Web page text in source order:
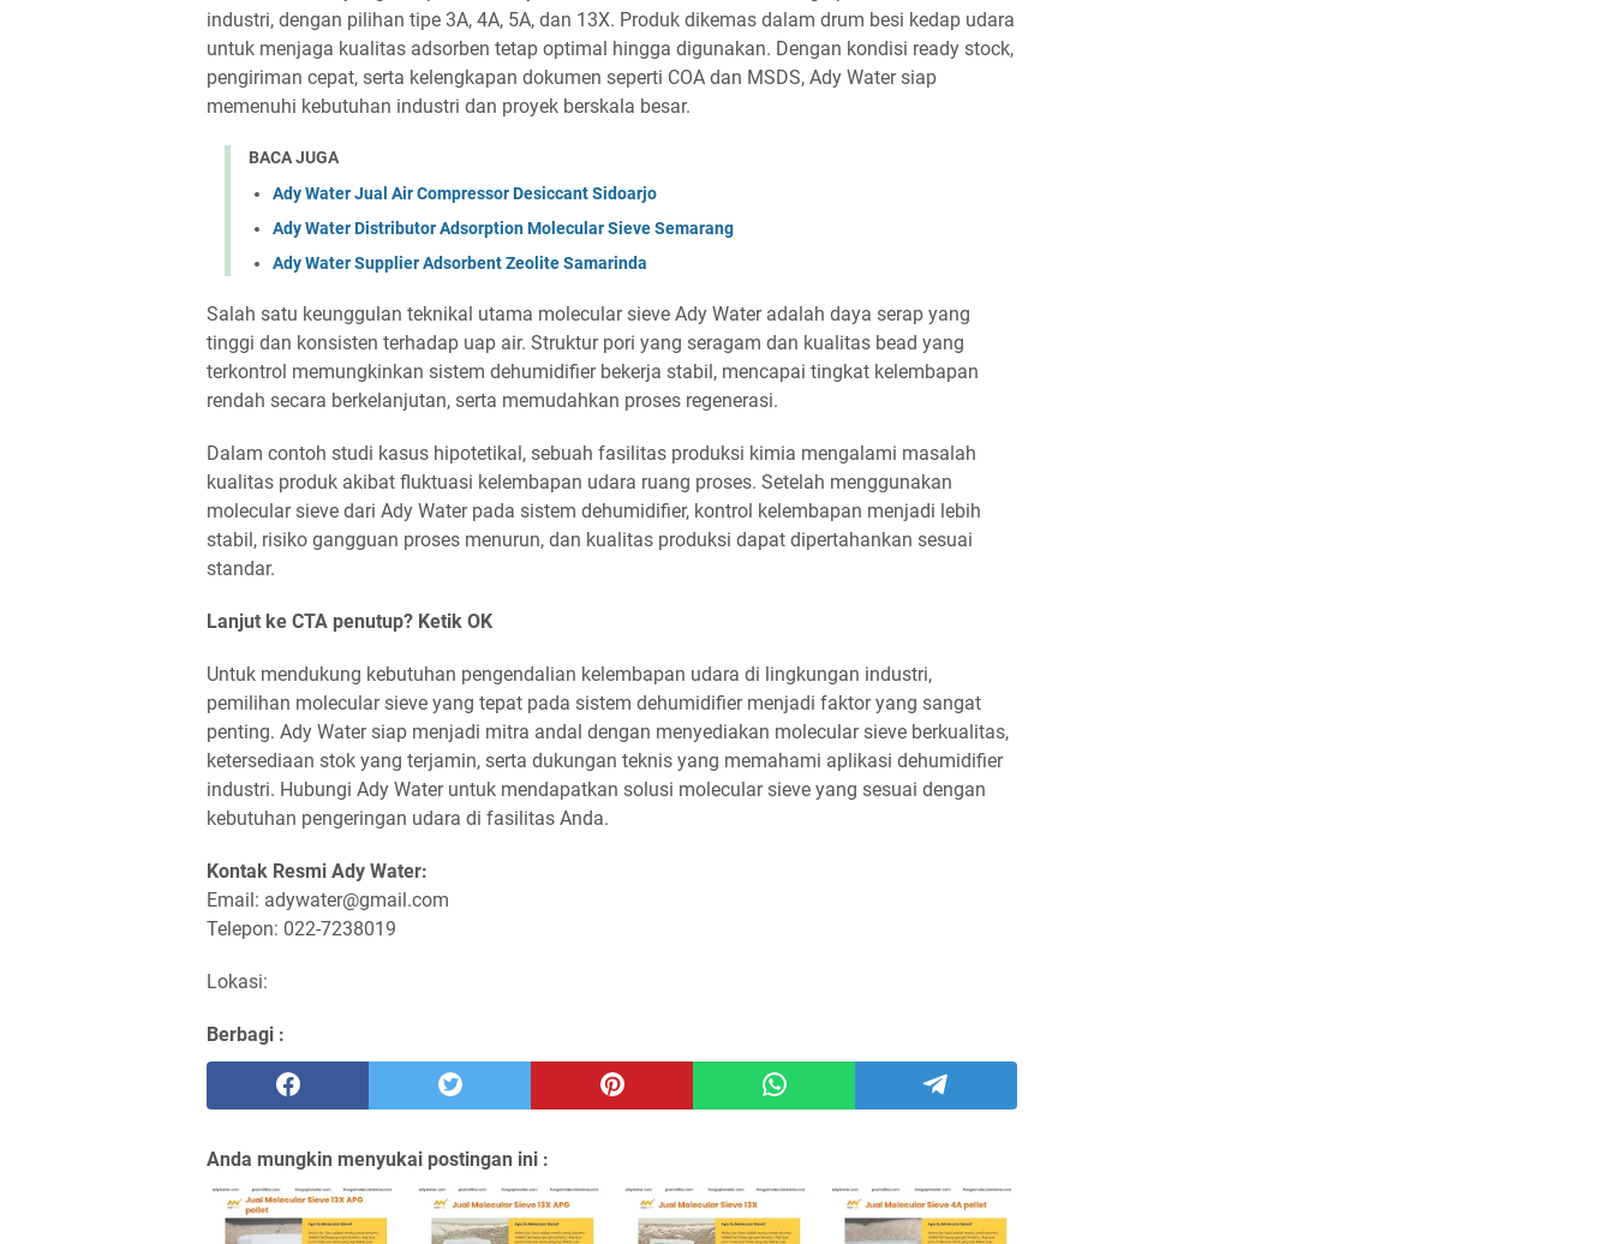
industri, dengan pilihan tipe 3A, 4A, 5A, dan 13X. Produk dikemas dalam drum besi kedap udara
untuk menjaga kualitas adsorben tetap optimal hingga digunakan. Dengan kondisi ready stock,
pengiriman cepat, serta kelengkapan dokumen seperti COA dan MSDS, Ady Water siap
memenuhi kebutuhan industri dan proyek berskala besar.
BACA JUGA
Ady Water Jual Air Compressor Desiccant Sidoarjo
Ady Water Distributor Adsorption Molecular Sieve Semarang
Ady Water Supplier Adsorbent Zeolite Samarinda
Salah satu keunggulan teknikal utama molecular sieve Ady Water adalah daya serap yang
tinggi dan konsisten terhadap uap air. Struktur pori yang seragam dan kualitas bead yang
terkontrol memungkinkan sistem dehumidifier bekerja stabil, mencapai tingkat kelembapan
rendah secara berkelanjutan, serta memudahkan proses regenerasi.
Dalam contoh studi kasus hipotetikal, sebuah fasilitas produksi kimia mengalami masalah
kualitas produk akibat fluktuasi kelembapan udara ruang proses. Setelah menggunakan
molecular sieve dari Ady Water pada sistem dehumidifier, kontrol kelembapan menjadi lebih
stabil, risiko gangguan proses menurun, dan kualitas produksi dapat dipertahankan sesuai
standar.
Lanjut ke CTA penutup? Ketik OK
Untuk mendukung kebutuhan pengendalian kelembapan udara di lingkungan industri,
pemilihan molecular sieve yang tepat pada sistem dehumidifier menjadi faktor yang sangat
penting. Ady Water siap menjadi mitra andal dengan menyediakan molecular sieve berkualitas,
ketersediaan stok yang terjamin, serta dukungan teknis yang memahami aplikasi dehumidifier
industri. Hubungi Ady Water untuk mendapatkan solusi molecular sieve yang sesuai dengan
kebutuhan pengeringan udara di fasilitas Anda.
Kontak Resmi Ady Water:
Email: adywater@gmail.com
Telepon: 022-7238019
Lokasi:
Berbagi :
Anda mungkin menyukai postingan ini :